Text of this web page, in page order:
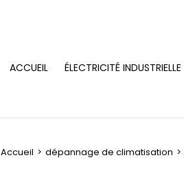
ACCUEIL ÉLECTRICITÉ INDUSTRIELLE
Accueil dépannage de climatisation